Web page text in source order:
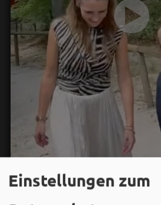
Einstellungen zum